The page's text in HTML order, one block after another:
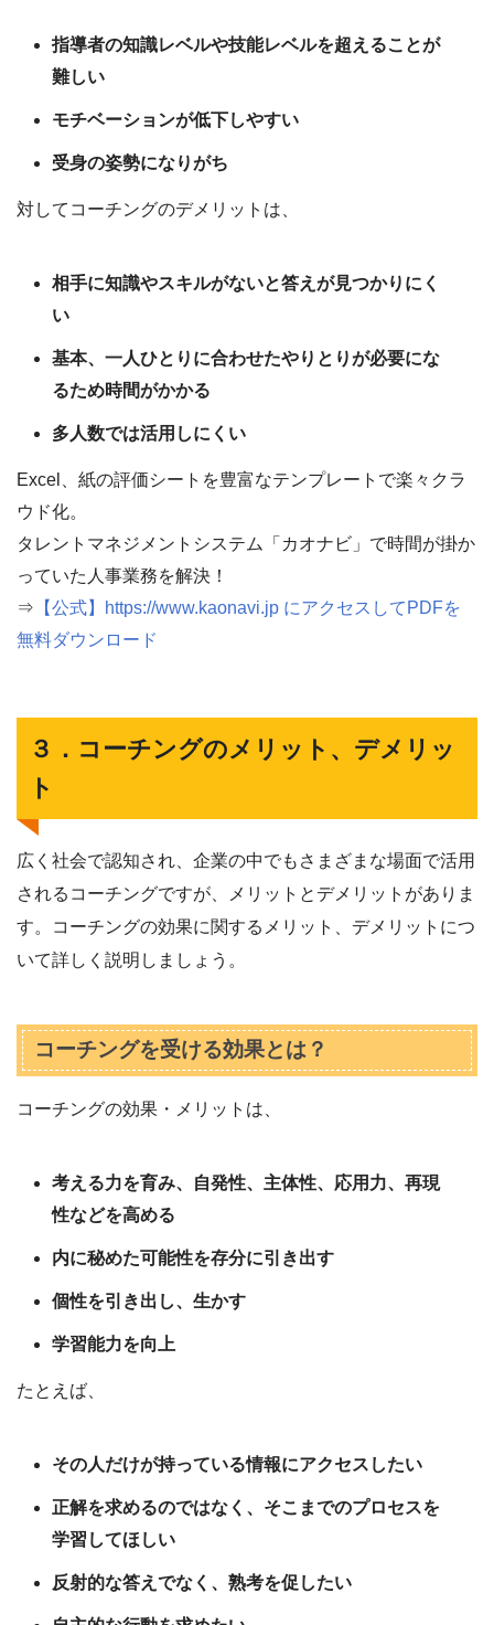
指導者の知識レベルや技能レベルを超えることが
難しい
モチベーションが低下しやすい
受身の姿勢になりがち
対してコーチングのデメリットは、
相手に知識やスキルがないと答えが見つかりにく
い
基本、一人ひとりに合わせたやりとりが必要にな
るため時間がかかる
多人数では活用しにくい
Excel、紙の評価シートを豊富なテンプレートで楽々クラ
ウド化。
タレントマネジメントシステム「カオナビ」で時間が掛か
っていた人事業務を解決！
⇒ 【公式】https://www.kaonavi.jp にアクセスしてPDFを
無料ダウンロード
３．コーチングのメリット、デメリッ
ト
広く社会で認知され、企業の中でもさまざまな場面で活用
されるコーチングですが、メリットとデメリットがありま
す。コーチングの効果に関するメリット、デメリットにつ
いて詳しく説明しましょう。
コーチングを受ける効果とは？
コーチングの効果・メリットは、
考える力を育み、自発性、主体性、応用力、再現
性などを高める
内に秘めた可能性を存分に引き出す
個性を引き出し、生かす
学習能力を向上
たとえば、
その人だけが持っている情報にアクセスしたい
正解を求めるのではなく、そこまでのプロセスを
学習してほしい
反射的な答えでなく、熟考を促したい